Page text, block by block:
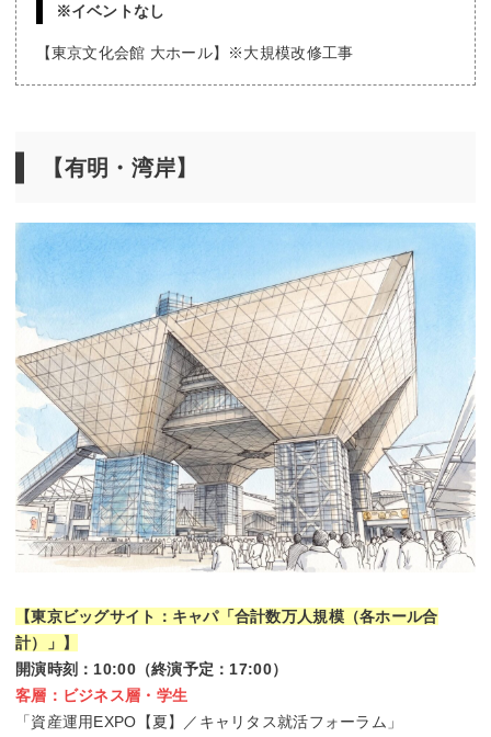
※イベントなし
【東京文化会館 大ホール】※大規模改修工事
【有明・湾岸】
【東京ビッグサイト：キャパ「合計数万人規模（各ホール合
計）」】
開演時刻：10:00（終演予定：17:00）
客層：ビジネス層・学生
「資産運用EXPO【夏】／キャリタス就活フォーラム」